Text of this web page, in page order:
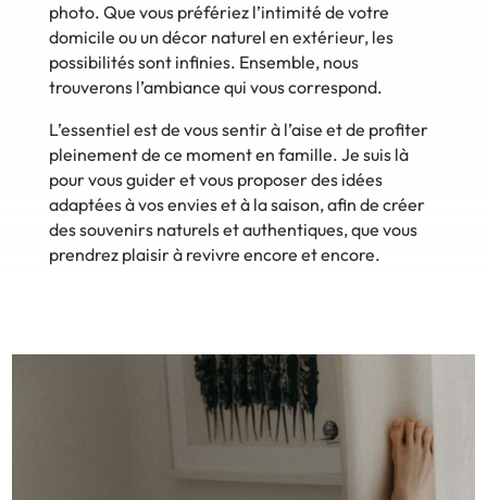
photo. Que vous préfériez l’intimité de votre
domicile ou un décor naturel en extérieur, les
possibilités sont infinies. Ensemble, nous
trouverons l’ambiance qui vous correspond.
L’essentiel est de vous sentir à l’aise et de profiter
pleinement de ce moment en famille. Je suis là
pour vous guider et vous proposer des idées
adaptées à vos envies et à la saison, afin de créer
des souvenirs naturels et authentiques, que vous
prendrez plaisir à revivre encore et encore.